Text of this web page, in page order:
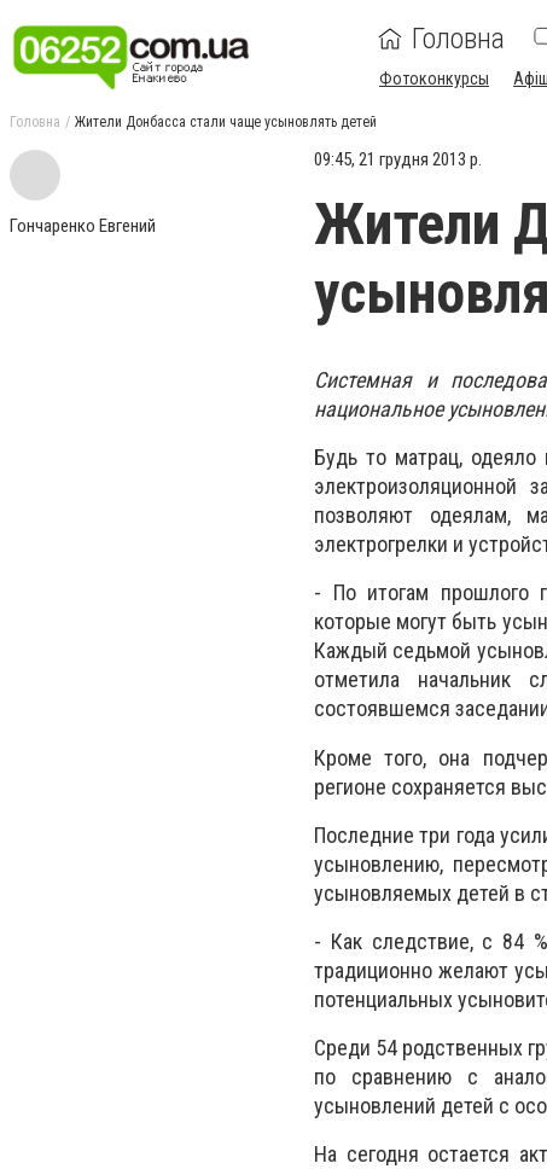
Головна
Фотоконкурсы
Головна Жители Донбасса стали чаще усыновлять детей
Гончаренко Евгений
09:45, 21 грудня 2013 р.
Жители
Системная и
национальное
Будь то матрац,
электроизоляционной
позволяют одеялам,
электрогрелки и
- По итогам прошлого
которые могут быть
Каждый седьмой
отметила начальник
состоявшемся
Кроме того, она
регионе сохраняется
Последние три года
усыновлению,
усыновляемых детей в
- Как следствие, с 84
традиционно желают
потенциальных
Среди 54 родственных
по сравнению с
усыновлений детей с
На сегодня остается